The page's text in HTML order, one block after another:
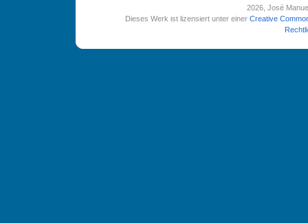
2026 , José
Dieses Werk ist lizensiert unter einer Creative